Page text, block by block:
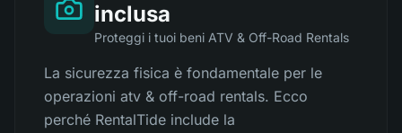
inclusa
Proteggi i tuoi beni ATV & Off-Road Rentals
La sicurezza fisica è fondamentale per le
operazioni atv & off-road rentals. Ecco
perché RentalTide include la